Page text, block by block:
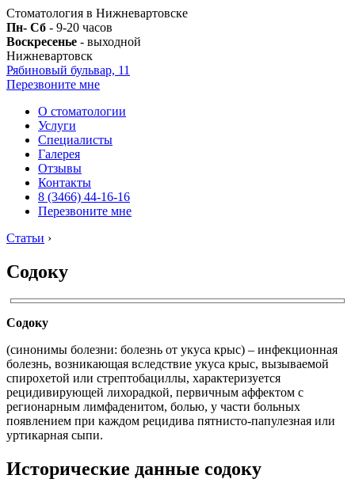
Стоматология в Нижневартовске
Пн- Сб - 9-20 часов
Воскресенье - выходной
Нижневартовск
Рябиновый бульвар, 11
Перезвоните мне
О стоматологии
Услуги
Специалисты
Галерея
Отзывы
Контакты
8 (3466) 44-16-16
Перезвоните мне
Статьи ›
Содоку
Содоку
(синонимы болезни: болезнь от укуса крыс) – инфекционная
болезнь, возникающая вследствие укуса крыс, вызываемой
спирохетой или стрептобациллы, характеризуется
рецидивирующей лихорадкой, первичным аффектом с
регионарным лимфаденитом, болью, у части больных
появлением при каждом рецидива пятнисто-папулезная или
уртикарная сыпи.
Исторические данные содоку